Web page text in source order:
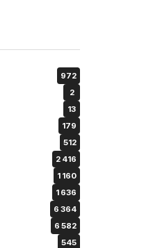
972
2
13
179
512
2 416
1 160
1 636
6 364
6 582
545